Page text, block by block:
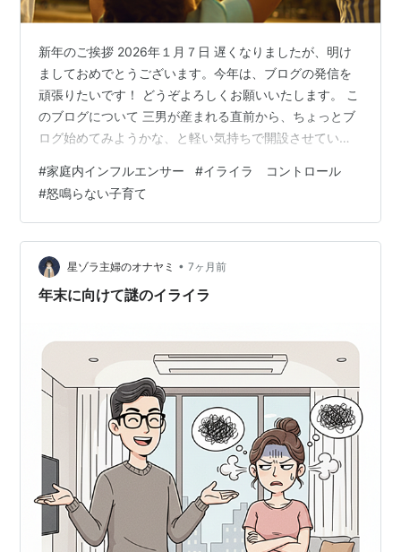
新年のご挨拶 2026年１月７日 遅くなりましたが、明け
ましておめでとうございます。今年は、ブログの発信を
頑張りたいです！ どうぞよろしくお願いいたします。 こ
のブログについて 三男が産まれる直前から、ちょっとブ
ログ始めてみようかな、と軽い気持ちで開設させていた
ら・・・と、 三男が産まれた後の育児記録をつける予定
でした。 ですが、なんと産まれた子供がダウン症。 受け
入れられない期間あり 落ち込む期間あり 感情のジェット
コースターに振り回されてブログどころではなく。 そし
て、V字に私の気持ちが回復したのもつかの間 今度は三
男が入院の嵐。 そんなこん…
#家庭内インフルエンサー #イライラ コントロール
#怒鳴らない子育て
星ゾラ主婦のオナヤミ • 7ヶ月前
年末に向けて謎のイライラ